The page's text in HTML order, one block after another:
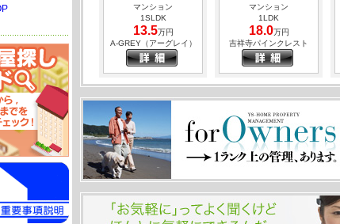
マンション
1SLDK
13.5万円
A-GREY（アーグレイ）
マンション
1LDK
18.0万円
吉祥寺パインクレスト
中央線 武蔵境駅 9
分
アパート
1K
京王井の頭線 井の頭
公園駅 19分
マンション
3DK